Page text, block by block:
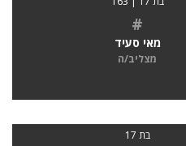
#
מאי סעיד
מצליב/ה
בת 17